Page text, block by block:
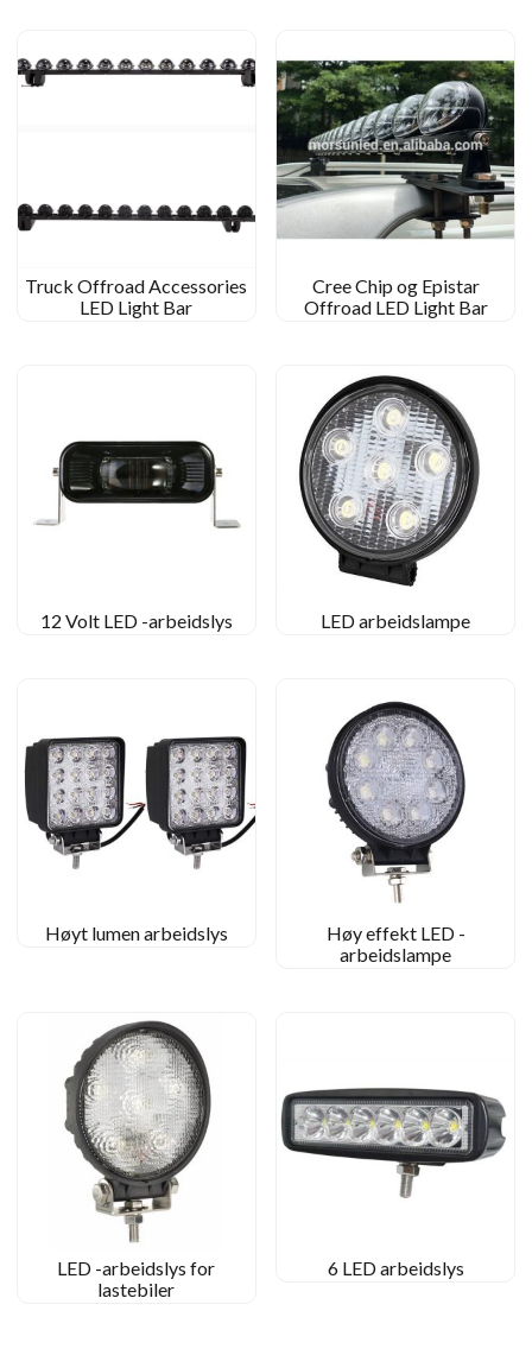
Truck Offroad Accessories
LED Light Bar
Cree Chip og Epistar
Offroad LED Light Bar
12 Volt LED -arbeidslys LED arbeidslampe
Høyt lumen arbeidslys
Høy effekt LED -
arbeidslampe
LED -arbeidslys for
lastebiler
6 LED arbeidslys